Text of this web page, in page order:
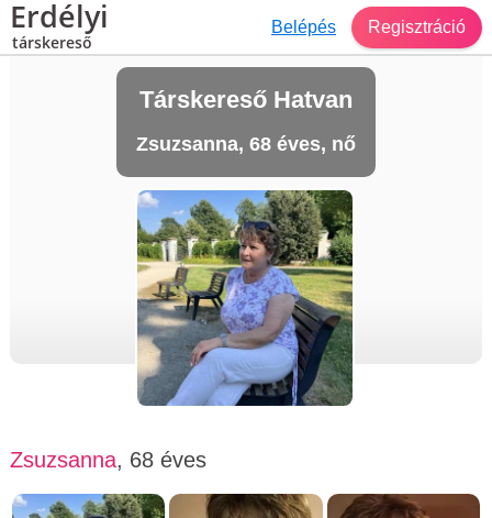
Erdélyi
társkereső
Belépés Regisztráció
Társkereső Hatvan
Zsuzsanna, 68 éves, nő
Zsuzsanna, 68 éves